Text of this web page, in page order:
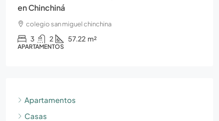
en Chinchiná
colegio san miguel chinchina
3 2 57.22 m²
APARTAMENTOS
Apartamentos
Casas